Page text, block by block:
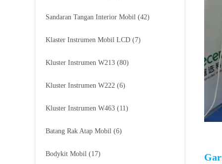
Sandaran Tangan Interior Mobil (42)
Klaster Instrumen Mobil LCD (7)
Kluster Instrumen W213 (80)
Kluster Instrumen W222 (6)
Kluster Instrumen W463 (11)
Batang Rak Atap Mobil (6)
Bodykit Mobil (17)